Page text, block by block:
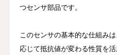
つセンサ部品です。
このセンサの基本的な仕組み
応じて抵抗値が変わる性質を